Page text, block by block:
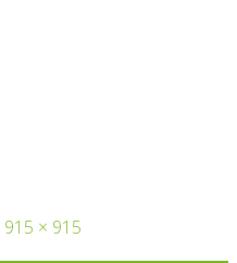
Originalgröße
915 × 915